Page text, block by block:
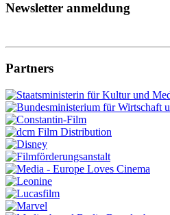
Newsletter anmeldung
Partners